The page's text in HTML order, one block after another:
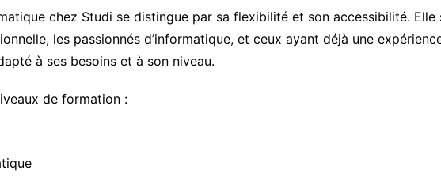
chez Studi se distingue par sa flexibilité et son accessibilité. Elle
les passionnés d’informatique, et ceux ayant déjà une
à ses besoins et à son niveau.
de formation :